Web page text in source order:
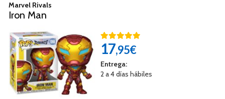
Marvel Rivals
Iron Man
17,95€
Entrega:
2 a 4 días hábiles